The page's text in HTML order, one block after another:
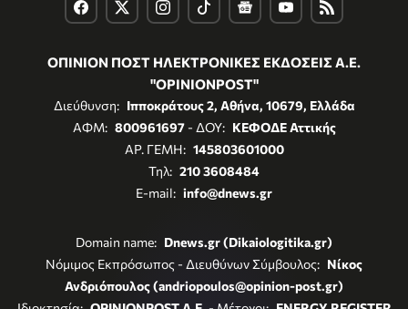
ΟΠΙΝΙΟΝ ΠΟΣΤ ΗΛΕΚΤΡΟΝΙΚΕΣ ΕΚΔΟΣΕΙΣ Α.Ε.
"OPINIONPOST"
Διεύθυνση: Ιπποκράτους 2, Αθήνα, 10679, Ελλάδα
ΑΦΜ: 800961697- ΔΟΥ: ΚΕΦΟΔΕ Αττικής
ΑΡ. ΓΕΜΗ: 145803601000
Τηλ: 210 3608484
E-mail: info@dnews.gr
Domain name: Dnews.gr (Dikaiologitika.gr)
Νόμιμος Εκπρόσωπος - Διευθύνων Σύμβουλος: Νίκος
Ανδριόπουλος (andriopoulos@opinion-post.gr)